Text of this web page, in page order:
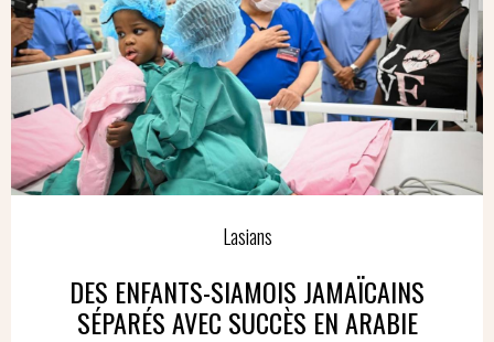
Lasians
DES ENFANTS-SIAMOIS JAMAÏCAINS
SÉPARÉS AVEC SUCCÈS EN ARABIE